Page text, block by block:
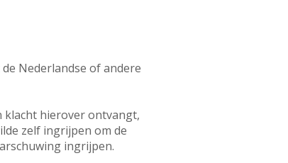
Nederlandse of andere
klacht hierover ontvangt,
zelf ingrijpen om de
ingrijpen.